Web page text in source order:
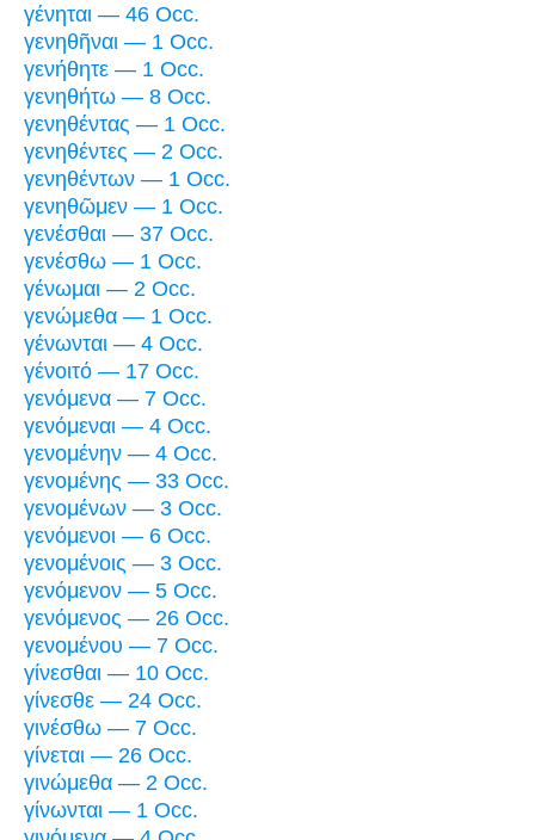
γένηται — 46 Occ.
γενηθῆναι — 1 Occ.
γενήθητε — 1 Occ.
γενηθήτω — 8 Occ.
γενηθέντας — 1 Occ.
γενηθέντες — 2 Occ.
γενηθέντων — 1 Occ.
γενηθῶμεν — 1 Occ.
γενέσθαι — 37 Occ.
γενέσθω — 1 Occ.
γένωμαι — 2 Occ.
γενώμεθα — 1 Occ.
γένωνται — 4 Occ.
γένοιτό — 17 Occ.
γενόμενα — 7 Occ.
γενόμεναι — 4 Occ.
γενομένην — 4 Occ.
γενομένης — 33 Occ.
γενομένων — 3 Occ.
γενόμενοι — 6 Occ.
γενομένοις — 3 Occ.
γενόμενον — 5 Occ.
γενόμενος — 26 Occ.
γενομένου — 7 Occ.
γίνεσθαι — 10 Occ.
γίνεσθε — 24 Occ.
γινέσθω — 7 Occ.
γίνεται — 26 Occ.
γινώμεθα — 2 Occ.
γίνωνται — 1 Occ.